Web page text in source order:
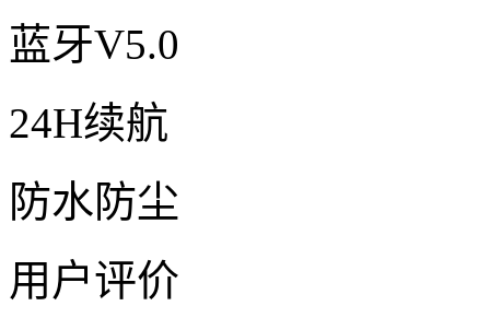
蓝牙V5.0
24H续航
防水防尘
用户评价